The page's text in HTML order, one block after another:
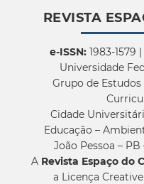
REVISTA
e-ISSN:1983-1579 |
Universidade
Grupo de
Cidade
Educação –
João Pessoa –
A Revista Espaço do
a Licença